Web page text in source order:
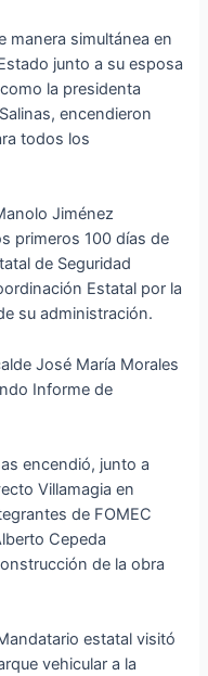
manera simultánea en
junto a su esposa
la presidenta
encendieron
todos los
Jiménez
primeros 100 días de
de Seguridad
Estatal por la
su administración.
José María Morales
Informe de
encendió, junto a
Villamagia en
de FOMEC
Cepeda
de la obra
estatal visitó
vehicular a la